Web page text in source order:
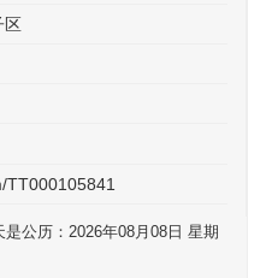
区
TT000105841
公历：2026年08月08日 星期